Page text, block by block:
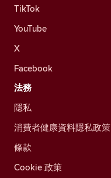
TikTok
YouTube
X
Facebook
法務
隱私
消費者健康資料隱私政策
條款
Cookie 政策